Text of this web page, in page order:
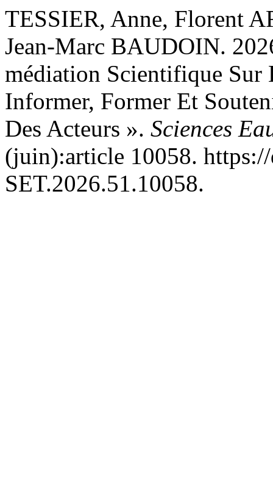
TESSIER, Anne, Florent
Jean-Marc BAUDOIN.
médiation Scientifique Sur
Informer, Former Et
Des Acteurs ». Sciences
(juin):article 10058.
SET.2026.51.10058.